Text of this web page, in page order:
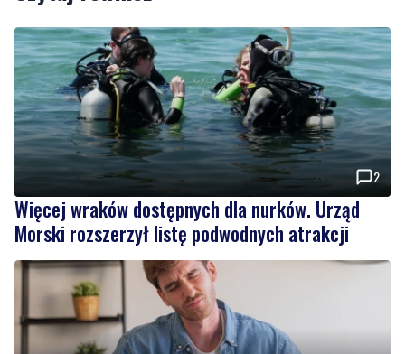
2
Więcej wraków dostępnych dla nurków. Urząd
Morski rozszerzył listę podwodnych atrakcji
MATERIAŁ PARTNERA NOWE